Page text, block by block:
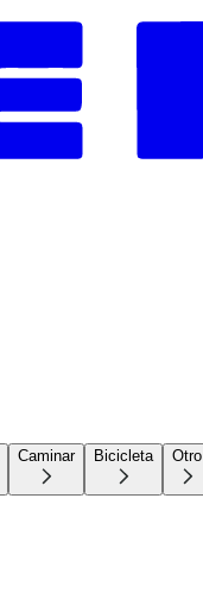
Caminar Bicicleta Otro